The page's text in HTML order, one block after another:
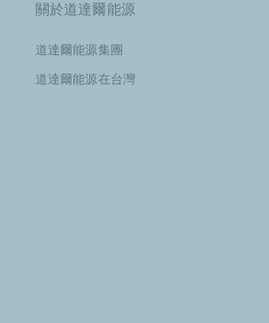
關於道達爾能源
道達爾能源集團
道達爾能源在台灣